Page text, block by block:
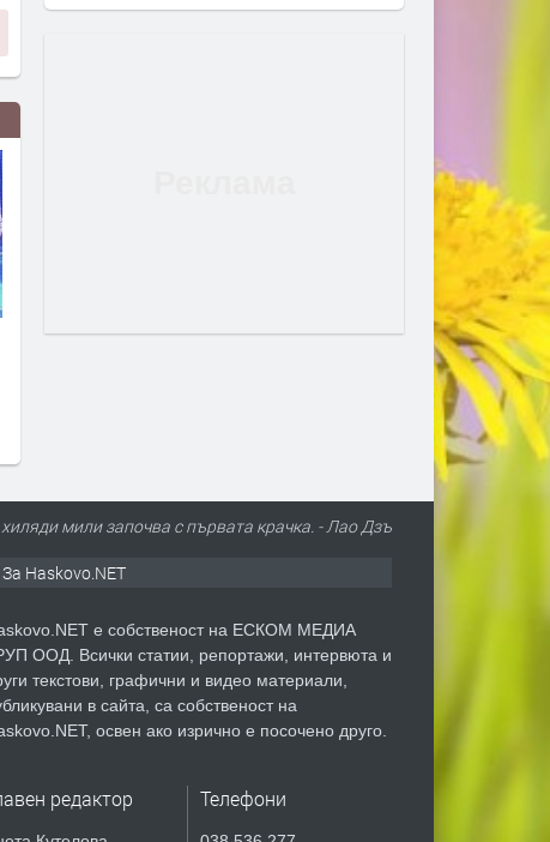
В САЩ работят по плаващ
Питейна вода от морето:
трябва да знаем за
обезсоляването
мили започва с първата крачка. - Лао Дзъ
За Haskovo.NET
е собственост на ЕСКОМ МЕДИА
ООД. Всички статии, репортажи, интервюта и
текстови, графични и видео материали,
в сайта, са собственост на
освен ако изрично е посочено друго.
редактор Телефони